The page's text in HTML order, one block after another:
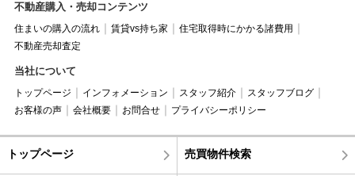
不動産購入・売却コンテンツ
住まいの購入の流れ 賃貸vs持ち家
住宅取得時にかかる諸費用
不動産売却査定
当社について
トップページ インフォメーション スタッフ紹介
スタッフブログ
お客様の声
会社概要 お問合せ プライバシーポリシー
トップページ 売買物件検索